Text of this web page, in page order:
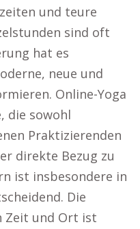
und teure
sind oft
hat es
neue und
Online-Yoga
die sowohl
Praktizierenden
direkte Bezug zu
ist insbesondere in
Die
Zeit und Ort ist